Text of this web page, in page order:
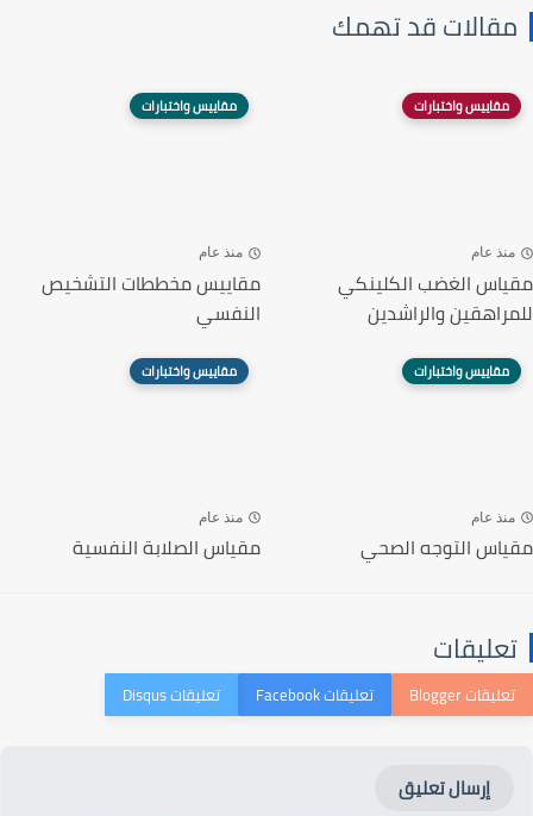
مقالات قد تهمك
مقاييس واختبارات
منذ عام
مقياس الغضب الكلينكي
للمراهقين والراشدين
مقاييس واختبارات
منذ عام
مقاييس مخططات التشخيص
النفسي
مقاييس واختبارات
منذ عام
مقياس التوجه الصحي
مقاييس واختبارات
منذ عام
مقياس الصلابة النفسية
تعليقات
إرسال تعليق